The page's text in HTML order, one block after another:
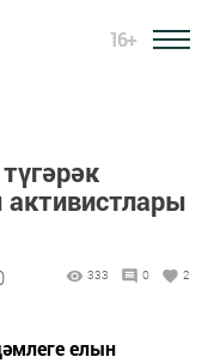
16+
333 0 2
елын